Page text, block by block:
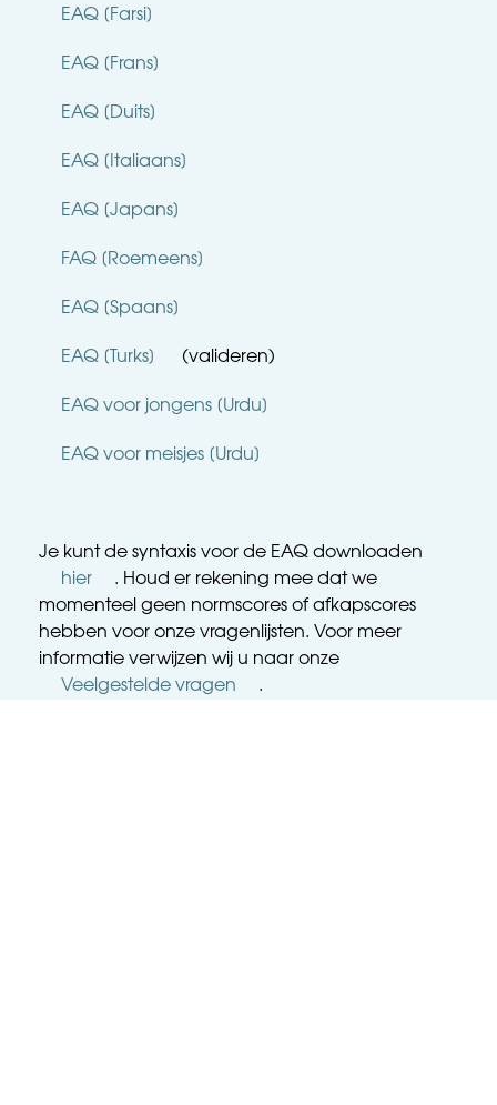
EAQ [Farsi]
EAQ [Frans]
EAQ [Duits]
EAQ [Italiaans]
EAQ [Japans]
FAQ [Roemeens]
EAQ [Spaans]
EAQ [Turks] (valideren)
EAQ voor jongens [Urdu]
EAQ voor meisjes [Urdu]
Je kunt de syntaxis voor de EAQ downloaden
hier
. Houd er rekening mee dat we
momenteel geen normscores of afkapscores
hebben voor onze vragenlijsten. Voor meer
informatie verwijzen wij u naar onze
Veelgestelde vragen
.